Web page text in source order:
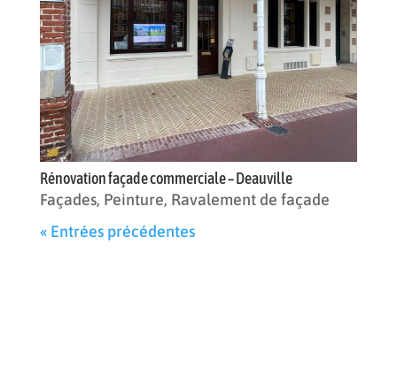
Rénovation façade commerciale – Deauville
Façades, Peinture, Ravalement de façade
« Entrées précédentes